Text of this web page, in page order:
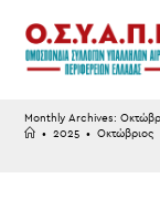
content
Monthly Archives:
• 2025 • Οκτώβριος